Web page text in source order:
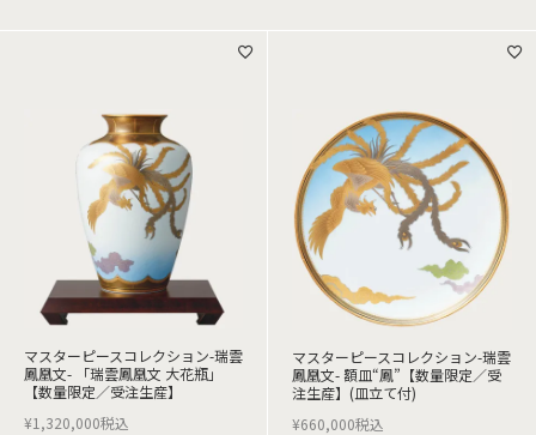
マスターピースコレクション-瑞雲
鳳凰文- 「瑞雲鳳凰文 大花瓶」
【数量限定／受注生産】
¥1,320,000税込
マスターピースコレクション-瑞雲
鳳凰文- 額皿“鳳”【数量限定／受
注生産】(皿立て付)
¥660,000税込